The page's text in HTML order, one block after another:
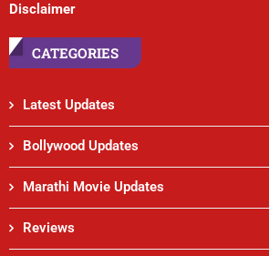
Disclaimer
CATEGORIES
Latest Updates
Bollywood Updates
Marathi Movie Updates
Reviews